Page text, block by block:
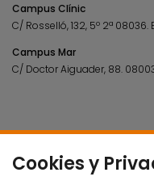
Cookies y
Campus Clínic
C/ Rosselló, 132, 5º 2ª 08036.
Campus Mar
C/ Doctor Aiguader, 88.